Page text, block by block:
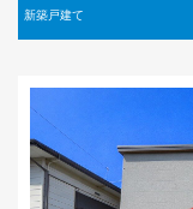
新築戸建て